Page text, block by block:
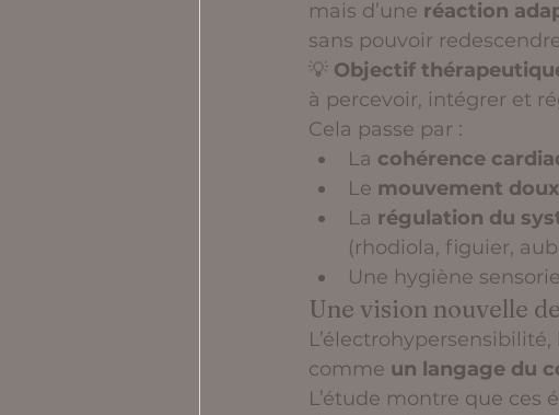
mais d’une réaction
sans pouvoir
💡 Objectif
à percevoir, intégrer et
Cela passe par :
La cohérence
Le mouvement doux
La régulation du
(rhodiola, figuier,
Une hygiène
Une vision nouvelle
comme un langage du
L’étude montre que ces